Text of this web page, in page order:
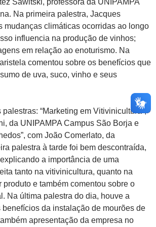
Na primeira palestra, Jacques
mudanças climáticas ocorridas ao longo
influencia na produção de vinhos;
em relação ao enoturismo. Na
comentou sobre os benefícios que
de uva, suco, vinho e seus
“Marketing em Vitivinicultura”,
da UNIPAMPA Campus São Borja e
com João Comerlato, da
palestra à tarde foi bem descontraída,
a importância de uma
tanto na vitivinicultura, quanto na
produto e também comentou sobre o
Na última palestra do dia, houve a
da instalação de mourões de
apresentação da empresa no